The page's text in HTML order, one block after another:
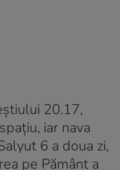
20.17,
iar nava
6 a doua zi,
pe Pământ a